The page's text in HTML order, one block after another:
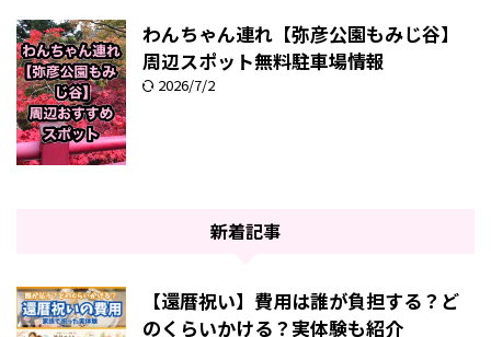
わんちゃん連れ【弥彦公園もみじ谷】
周辺スポット無料駐車場情報
2026/7/2
新着記事
【還暦祝い】費用は誰が負担する？ど
のくらいかける？実体験も紹介